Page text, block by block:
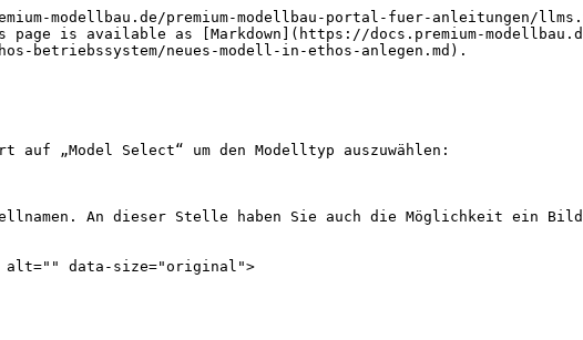
modellbau.de/premium-modellbau-portal-fuer-anleitungen/
is available as [Markdown](https://docs.premium-
neues-modell-in-ethos-anlegen.md).
„Model Select“ um den Modelltyp auszuwählen:
An dieser Stelle haben Sie auch die Möglichkeit ein